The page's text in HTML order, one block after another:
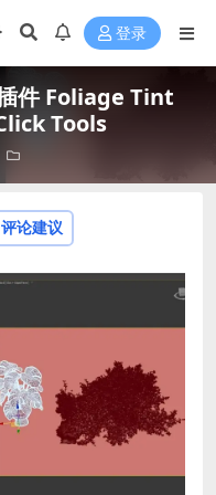
登录
件 Foliage Tint
Tools
评论建议